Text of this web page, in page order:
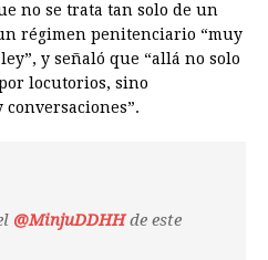
no se trata tan solo de un
régimen penitenciario “muy
y señaló que “allá no solo
locutorios, sino
conversaciones”.
@MinjuDDHHde este